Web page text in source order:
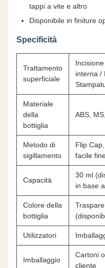
tappi a vite e altro
Disponibile in finiture
Specificità
Trattamento
superficiale
interna /
Materiale
della
bottiglia
ABS,
Metodo di
sigillamento
Flip
facile
Capacità
30 ml
in base
Colore della
bottiglia
Utilizzatori
Imballaggio
Cartoni
cliente